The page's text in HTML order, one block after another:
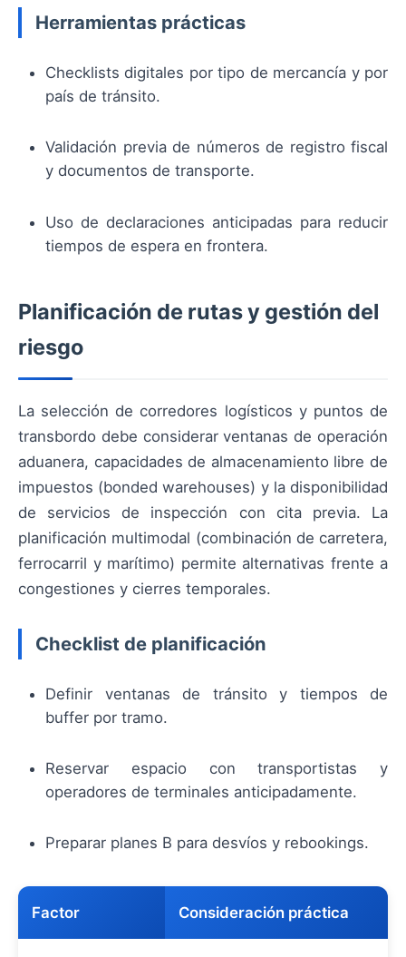
Herramientas prácticas
Checklists digitales por tipo de mercancía y por
país de tránsito.
Validación previa de números de registro fiscal
y documentos de transporte.
Uso de declaraciones anticipadas para reducir
tiempos de espera en frontera.
Planificación de rutas y gestión del
riesgo
La selección de corredores logísticos y puntos de
transbordo debe considerar ventanas de operación
aduanera, capacidades de almacenamiento libre de
impuestos (bonded warehouses) y la disponibilidad
de servicios de inspección con cita previa. La
planificación multimodal (combinación de carretera,
ferrocarril y marítimo) permite alternativas frente a
congestiones y cierres temporales.
Checklist de planificación
Definir ventanas de tránsito y tiempos de
buffer por tramo.
Reservar espacio con transportistas y
operadores de terminales anticipadamente.
Preparar planes B para desvíos y rebookings.
Factor Consideración práctica